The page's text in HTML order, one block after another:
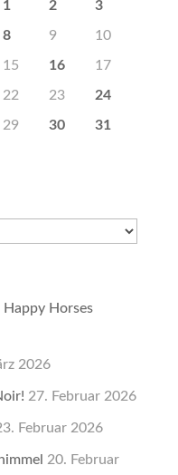
1 2 3
8 9 10
15 16 17
22 23 24
29 30
31
Horses
2026
27. Februar 2026
Februar 2026
20. Februar